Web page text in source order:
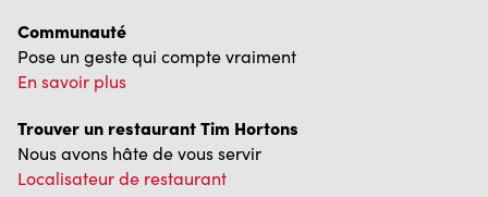
Communauté
Pose un geste qui compte vraiment
En savoir plus
Trouver un restaurant Tim Hortons
Nous avons hâte de vous servir
Localisateur de restaurant